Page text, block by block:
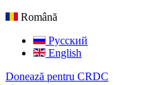
Română
Русский
English
Donează pentru CRDC